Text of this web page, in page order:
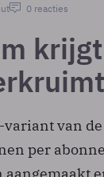
0 reacties
krijgt
variant van de
per